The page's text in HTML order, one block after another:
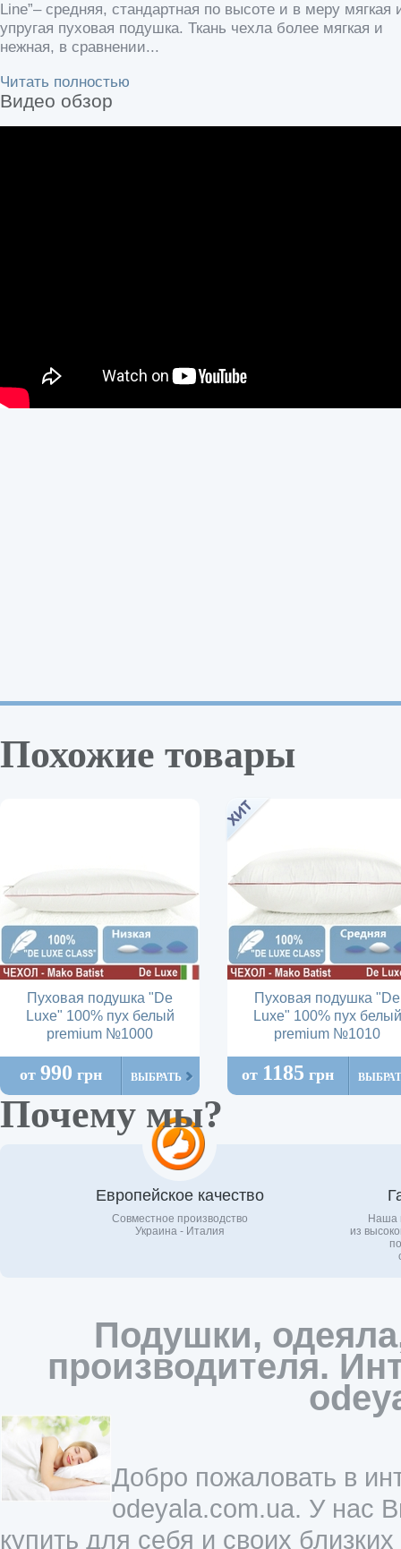
Line”– средняя, стандартная по высоте и в меру мягкая
упругая пуховая подушка. Ткань чехла более мягкая и
нежная, в сравнении...
Читать полностью
Видео обзор
Похожие товары
Пуховая подушка "De
Luxe" 100% пух белый
premium №1000
от 990 грн ВЫБРАТЬ
Пуховая подушка "De
Luxe" 100% пух белый
premium №1010
от 1185 грн
Почему мы?
Европейское качество
Совместное производство
Украина - Италия
Наша
из
Подушки,
производителя.
Добро пожаловать в
odeyala.com.ua. У нас
купить для себя и своих